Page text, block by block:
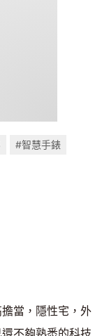
#智慧手錶
當，隱性宅，外
不夠熟悉的科技